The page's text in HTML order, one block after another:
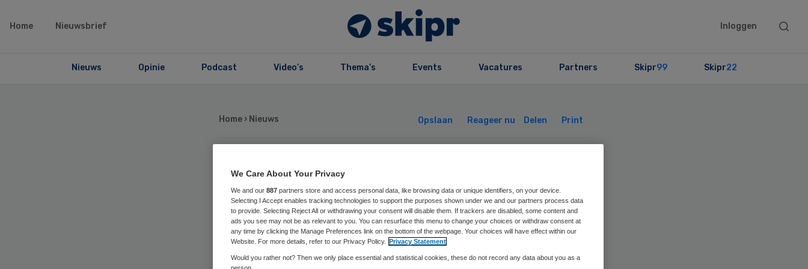
Home Nieuwsbrief Inloggen
Search
Nieuws Opinie Podcast Video’s Thema’s Events Vacatures Partners Skipr99 Skipr22
Home › Nieuws Opslaan Reageer nu Delen Print
Westeinde ziekenhuis
verweert zich tegen
aso’s
We Care About Your Privacy
We and our 887 partners store and access personal data, like browsing data or unique identifiers, on your device.
Selecting I Accept enables tracking technologies to support the purposes shown under we and our partners process data
to provide. Selecting Reject All or withdrawing your consent will disable them. If trackers are disabled, some content and
ads you see may not be as relevant to you. You can resurface this menu to change your choices or withdraw consent at
any time by clicking the Manage Preferences link on the bottom of the webpage. Your choices will have effect within our
Website. For more details, refer to our Privacy Policy. Privacy Statement
Would you rather not? Then we only place essential and statistical cookies, these do not record any data about you as a